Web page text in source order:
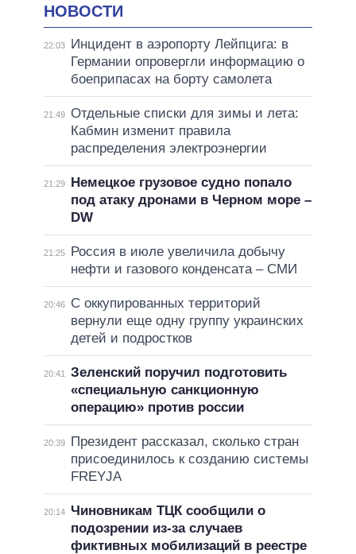
НОВОСТИ
22:03
Инцидент в аэропорту Лейпцига: в
Германии опровергли информацию о
боеприпасах на борту самолета
21:49 Отдельные списки для зимы и лета:
Кабмин изменит правила
распределения электроэнергии
21:29
Немецкое грузовое судно попало
под атаку дронами в Черном море –
DW
21:25
Россия в июле увеличила добычу
нефти и газового конденсата – СМИ
20:46
С оккупированных территорий
вернули еще одну группу украинских
детей и подростков
20:41
Зеленский поручил подготовить
«специальную санкционную
операцию» против россии
20:39
Президент рассказал, сколько стран
присоединилось к созданию системы
FREYJA
20:14
Чиновникам ТЦК сообщили о
подозрении из-за случаев
фиктивных мобилизаций в реестре